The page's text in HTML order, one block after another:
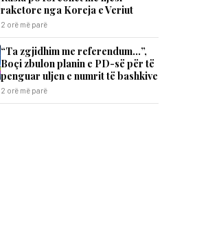
raketore nga Koreja e Veriut
2 orë më parë
“Ta zgjidhim me referendum…”,
Boçi zbulon planin e PD-së për të
penguar uljen e numrit të bashkive
2 orë më parë